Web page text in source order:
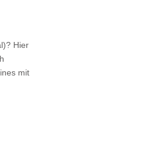
Hier
mit